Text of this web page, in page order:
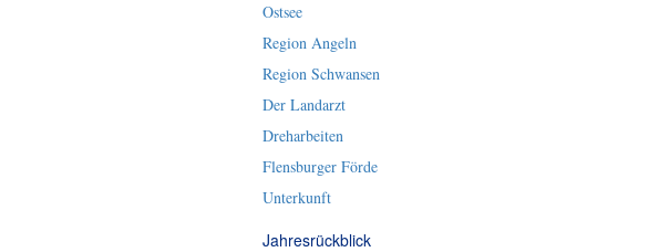
Ostsee
Region Angeln
Region Schwansen
Der Landarzt
Dreharbeiten
Flensburger Förde
Unterkunft
Jahresrückblick